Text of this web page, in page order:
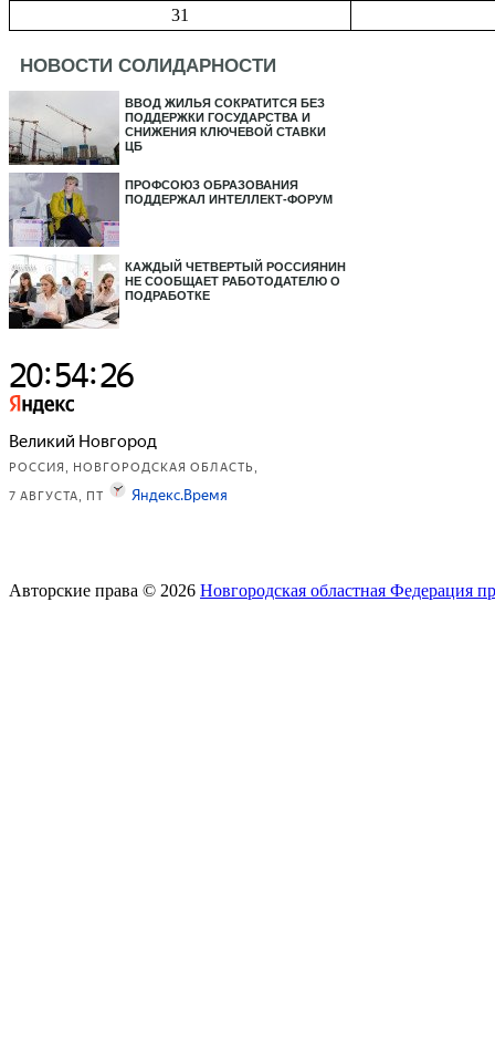
31
НОВОСТИ СОЛИДАРНОСТИ
ВВОД ЖИЛЬЯ СОКРАТИТСЯ БЕЗ
ПОДДЕРЖКИ ГОСУДАРСТВА И
СНИЖЕНИЯ КЛЮЧЕВОЙ СТАВКИ
ЦБ
ПРОФСОЮЗ ОБРАЗОВАНИЯ
ПОДДЕРЖАЛ ИНТЕЛЛЕКТ-ФОРУМ
КАЖДЫЙ ЧЕТВЕРТЫЙ РОССИЯНИН
НЕ СООБЩАЕТ РАБОТОДАТЕЛЮ О
ПОДРАБОТКЕ
Авторские права © 2026 Новгородская областная Федерация